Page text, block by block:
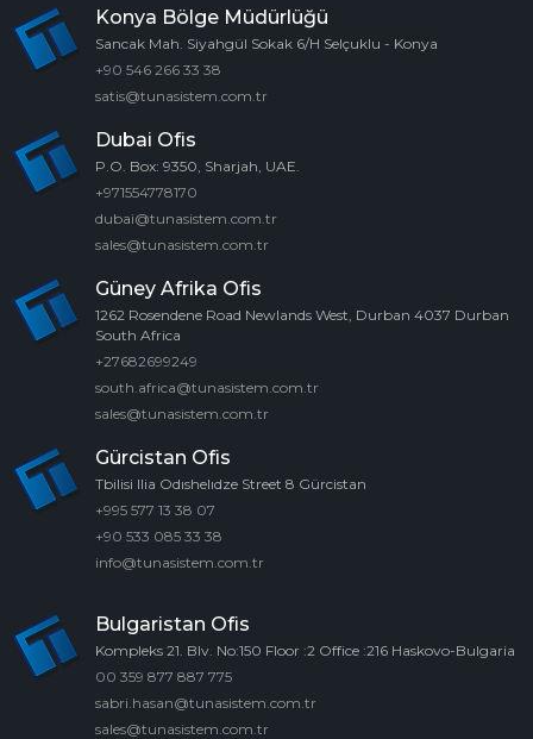
Konya Bölge Müdürlüğü
Sancak Mah. Siyahgül Sokak 6/H Selçuklu - Konya
+90 546 266 33 38
satis@tunasistem.com.tr
Dubai Ofis
P.O. Box: 9350, Sharjah, UAE.
+971554778170
dubai@tunasistem.com.tr
sales@tunasistem.com.tr
Güney Afrika Ofis
1262 Rosendene Road Newlands West, Durban 4037 Durban
South Africa
+27682699249
south.africa@tunasistem.com.tr
sales@tunasistem.com.tr
Gürcistan Ofis
Tbilisi Ilia Odıshelıdze Street 8 Gürcistan
+995 577 13 38 07
+90 533 085 33 38
info@tunasistem.com.tr
Bulgaristan Ofis
Kompleks 21. Blv. No:150 Floor :2 Office :216 Haskovo-Bulgaria
00 359 877 887 775
sabri.hasan@tunasistem.com.tr
sales@tunasistem.com.tr